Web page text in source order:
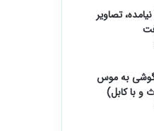
گوشی S26 FE نیامده، تصاویر
گوشی به موس
و با کابل)